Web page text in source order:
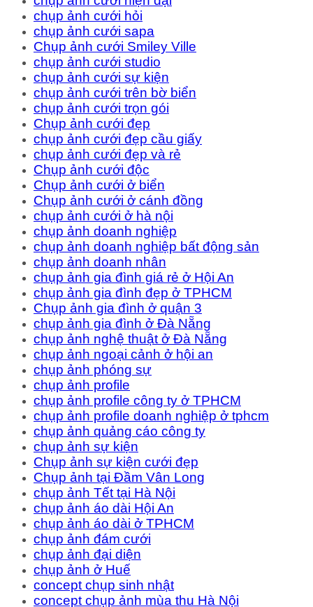
chụp ảnh cưới hỏi
chụp ảnh cưới sapa
Chụp ảnh cưới Smiley Ville
chụp ảnh cưới studio
chụp ảnh cưới sự kiện
chụp ảnh cưới trên bờ biển
chụp ảnh cưới trọn gói
Chụp ảnh cưới đẹp
chụp ảnh cưới đẹp cầu giấy
chụp ảnh cưới đẹp và rẻ
Chụp ảnh cưới độc
Chụp ảnh cưới ở biển
Chụp ảnh cưới ở cánh đồng
chụp ảnh cưới ở hà nội
chụp ảnh doanh nghiệp
chụp ảnh doanh nghiệp bất động sản
chụp ảnh doanh nhân
chụp ảnh gia đình giá rẻ ở Hội An
chụp ảnh gia đình đẹp ở TPHCM
Chụp ảnh gia đình ở quận 3
chụp ảnh gia đình ở Đà Nẵng
chụp ảnh nghệ thuật ở Đà Nẵng
chụp ảnh ngoại cảnh ở hội an
chụp ảnh phóng sự
chụp ảnh profile
chụp ảnh profile công ty ở TPHCM
chụp ảnh profile doanh nghiệp ở tphcm
chụp ảnh quảng cáo công ty
chụp ảnh sự kiện
Chụp ảnh sự kiện cưới đẹp
Chụp ảnh tại Đầm Vân Long
chụp ảnh Tết tại Hà Nội
chụp ảnh áo dài Hội An
chụp ảnh áo dài ở TPHCM
chụp ảnh đám cưới
chụp ảnh đại diện
chụp ảnh ở Huế
concept chụp sinh nhật
concept chụp ảnh mùa thu Hà Nội